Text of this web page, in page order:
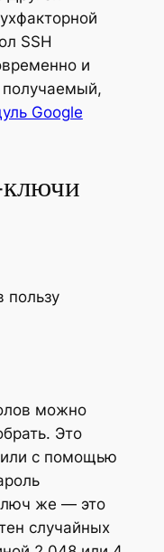
SSH
и
Google
пользу
можно
Это
с помощью
же — это
случайных